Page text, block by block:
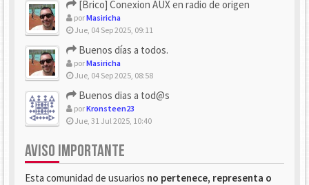
[Brico] Conexion AUX en radio de origen
porMasiricha
Jue, 04 Sep 2025, 09:11
Buenos días a todos.
porMasiricha
Jue, 04 Sep 2025, 08:58
Buenos dias a tod@s
porKronsteen23
Jue, 31 Jul 2025, 10:40
AVISO IMPORTANTE
Esta comunidad de usuarios no pertenece, representa o